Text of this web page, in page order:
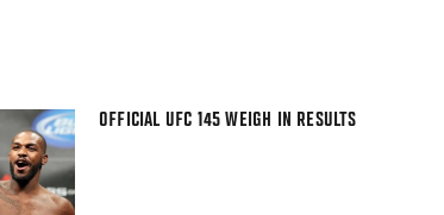
OFFICIAL UFC 145 WEIGH IN RESULTS